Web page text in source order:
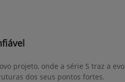
projeto, onde a série S traz a
dos seus pontos fortes.